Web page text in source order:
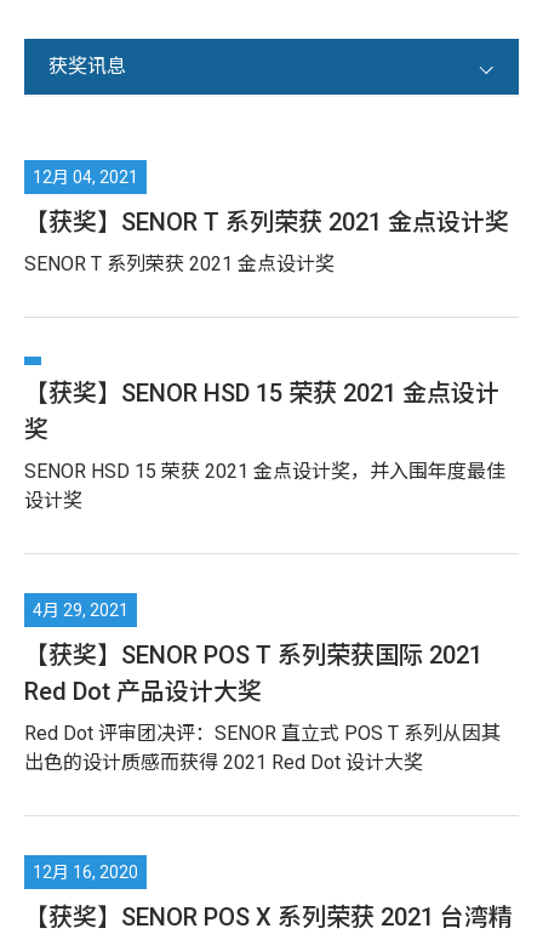
获奖讯息
活动讯息
【获奖】SENOR T 系列荣获 2021 金点设计奖
SENOR T 系列荣获 2021 金点设计奖
【获奖】SENOR HSD 15 荣获 2021 金点设计
奖
SENOR HSD 15 荣获 2021 金点设计奖，并入围年度最佳
设计奖
【获奖】SENOR POS T 系列荣获国际 2021
Red Dot 产品设计大奖
Red Dot 评审团决评：SENOR 直立式 POS T 系列从因其
出色的设计质感而获得 2021 Red Dot 设计大奖
【获奖】SENOR POS X 系列荣获 2021 台湾精